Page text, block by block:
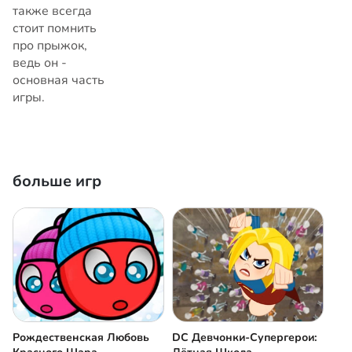
также всегда
стоит помнить
про прыжок,
ведь он -
основная часть
игры.
больше игр
Рождественская Любовь
DC Девчонки-Супергерои: